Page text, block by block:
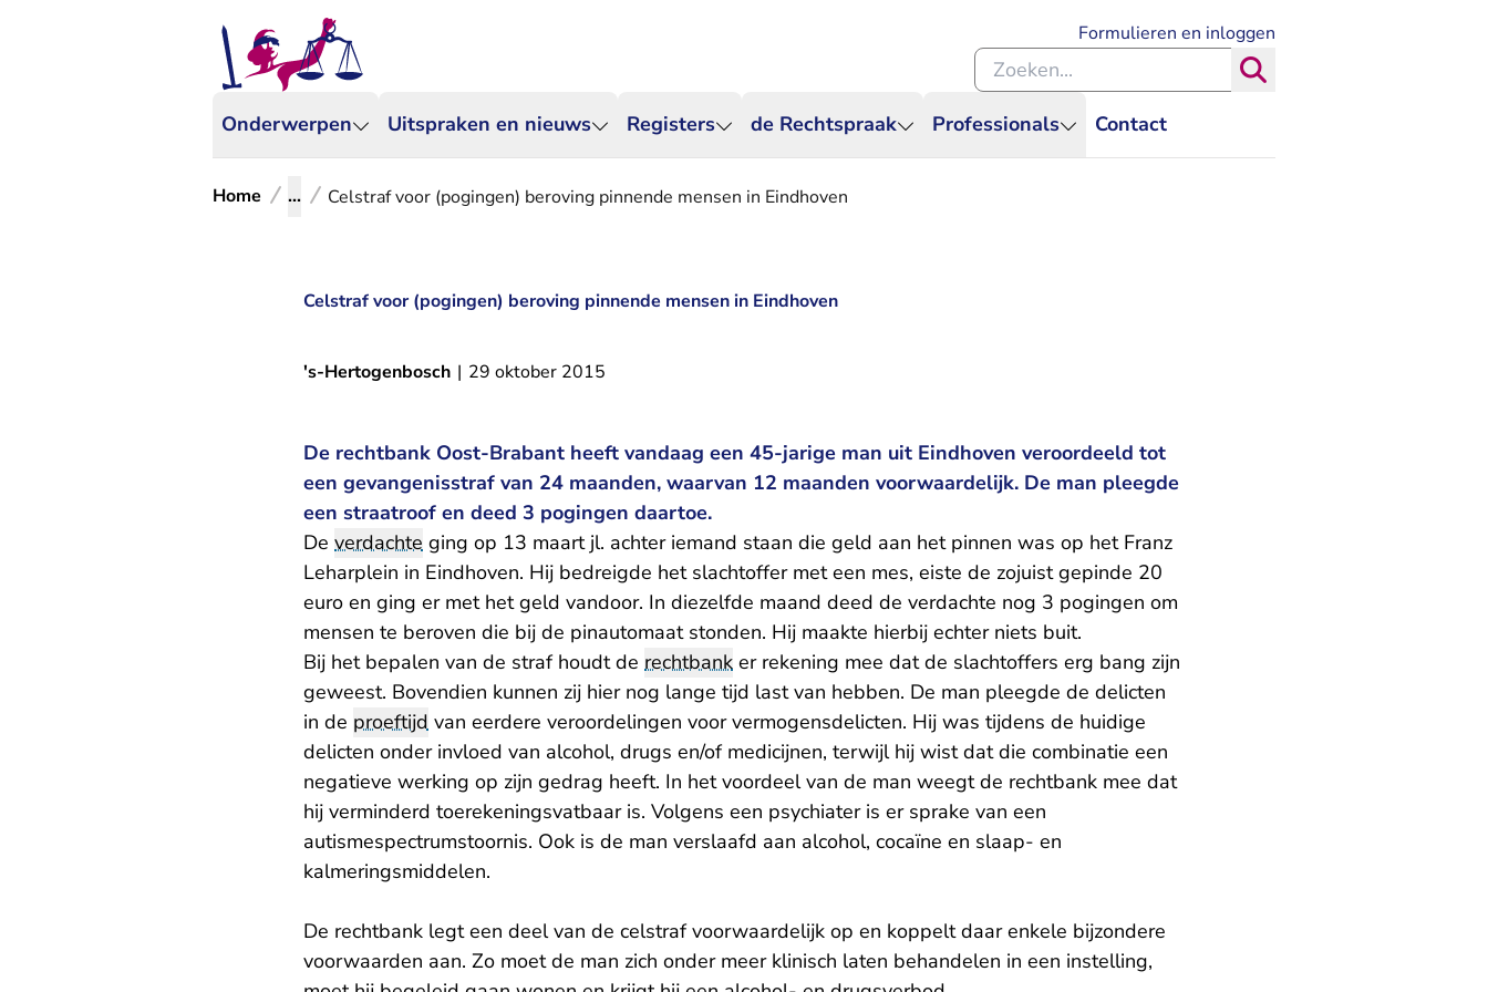
Onderwerpen Uitspraken en nieuws Registers de Rechtspraak Professionals Contact
Formulieren en inloggen
Zoeken binnen de Rechtspraak
Home ... Celstraf voor (pogingen) beroving pinnende mensen in Eindhoven
Celstraf voor (pogingen) beroving pinnende mensen in Eindhoven
's-Hertogenbosch | 29 oktober 2015
De rechtbank Oost-Brabant heeft vandaag een 45-jarige man uit Eindhoven veroordeeld tot
een gevangenisstraf van 24 maanden, waarvan 12 maanden voorwaardelijk. De man pleegde
een straatroof en deed 3 pogingen daartoe.
De verdachte ging op 13 maart jl. achter iemand staan die geld aan het pinnen was op het Franz
Leharplein in Eindhoven. Hij bedreigde het slachtoffer met een mes, eiste de zojuist gepinde 20
euro en ging er met het geld vandoor. In diezelfde maand deed de verdachte nog 3 pogingen om
mensen te beroven die bij de pinautomaat stonden. Hij maakte hierbij echter niets buit.
Bij het bepalen van de straf houdt de rechtbank er rekening mee dat de slachtoffers erg bang zijn
geweest. Bovendien kunnen zij hier nog lange tijd last van hebben. De man pleegde de delicten
in de proeftijd van eerdere veroordelingen voor vermogensdelicten. Hij was tijdens de huidige
delicten onder invloed van alcohol, drugs en/of medicijnen, terwijl hij wist dat die combinatie een
negatieve werking op zijn gedrag heeft. In het voordeel van de man weegt de rechtbank mee dat
hij verminderd toerekeningsvatbaar is. Volgens een psychiater is er sprake van een
autismespectrumstoornis. Ook is de man verslaafd aan alcohol, cocaïne en slaap- en
kalmeringsmiddelen.
De rechtbank legt een deel van de celstraf voorwaardelijk op en koppelt daar enkele bijzondere
voorwaarden aan. Zo moet de man zich onder meer klinisch laten behandelen in een instelling,